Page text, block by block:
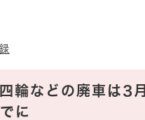
輪などの廃車は3
に